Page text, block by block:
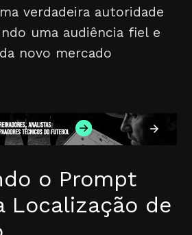
verdadeira autoridade
uma audiência fiel e
novo mercado
o Prompt
Localização de